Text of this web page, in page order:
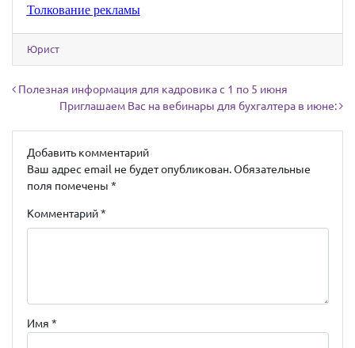
Толкование рекламы
Юрист
Навигация по записям
Полезная информация для кадровика с 1 по 5 июня
Приглашаем Вас на вебинары для бухгалтера в июне:
Добавить комментарий
Ваш адрес email не будет опубликован. Обязательные
поля помечены *
Комментарий*
Имя *